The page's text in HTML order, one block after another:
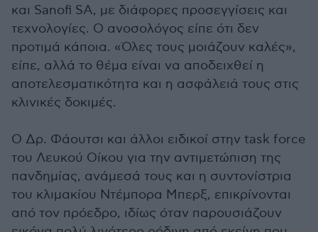
και Sanofi SA, με διάφορες προσεγγίσεις και
τεχνολογίες. Ο ανοσολόγος είπε ότι δεν
προτιμά κάποια. «Όλες τους μοιάζουν καλές»,
είπε, αλλά το θέμα είναι να αποδειχθεί η
αποτελεσματικότητα και η ασφάλειά τους στις
κλινικές δοκιμές.
Ο Δρ. Φάουτσι και άλλοι ειδικοί στην task force
του Λευκού Οίκου για την αντιμετώπιση της
πανδημίας, ανάμεσά τους και η συντονίστρια
του κλιμακίου Ντέμπορα Μπερξ, επικρίνονται
από τον πρόεδρο, ιδίως όταν παρουσιάζουν